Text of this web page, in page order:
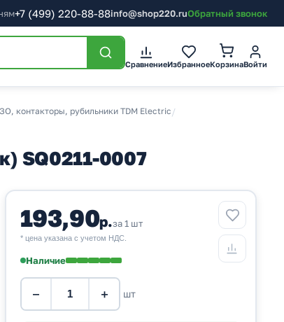
+7 (499) 220-88-88info@shop220.ruОбратный звонок
СравнениеИзбранноеКорзинаВойти
контакторы, рубильники TDM Electric/
SQ0211-0007
193,90р.за 1 шт
* цена указана с учетом НДС.
Наличие
− + шт